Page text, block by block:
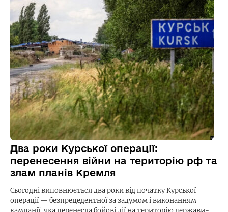
Два роки Курської операції:
перенесення війни на територію рф та
злам планів Кремля
Сьогодні виповнюється два роки від початку Курської
операції — безпрецедентної за задумом і виконанням